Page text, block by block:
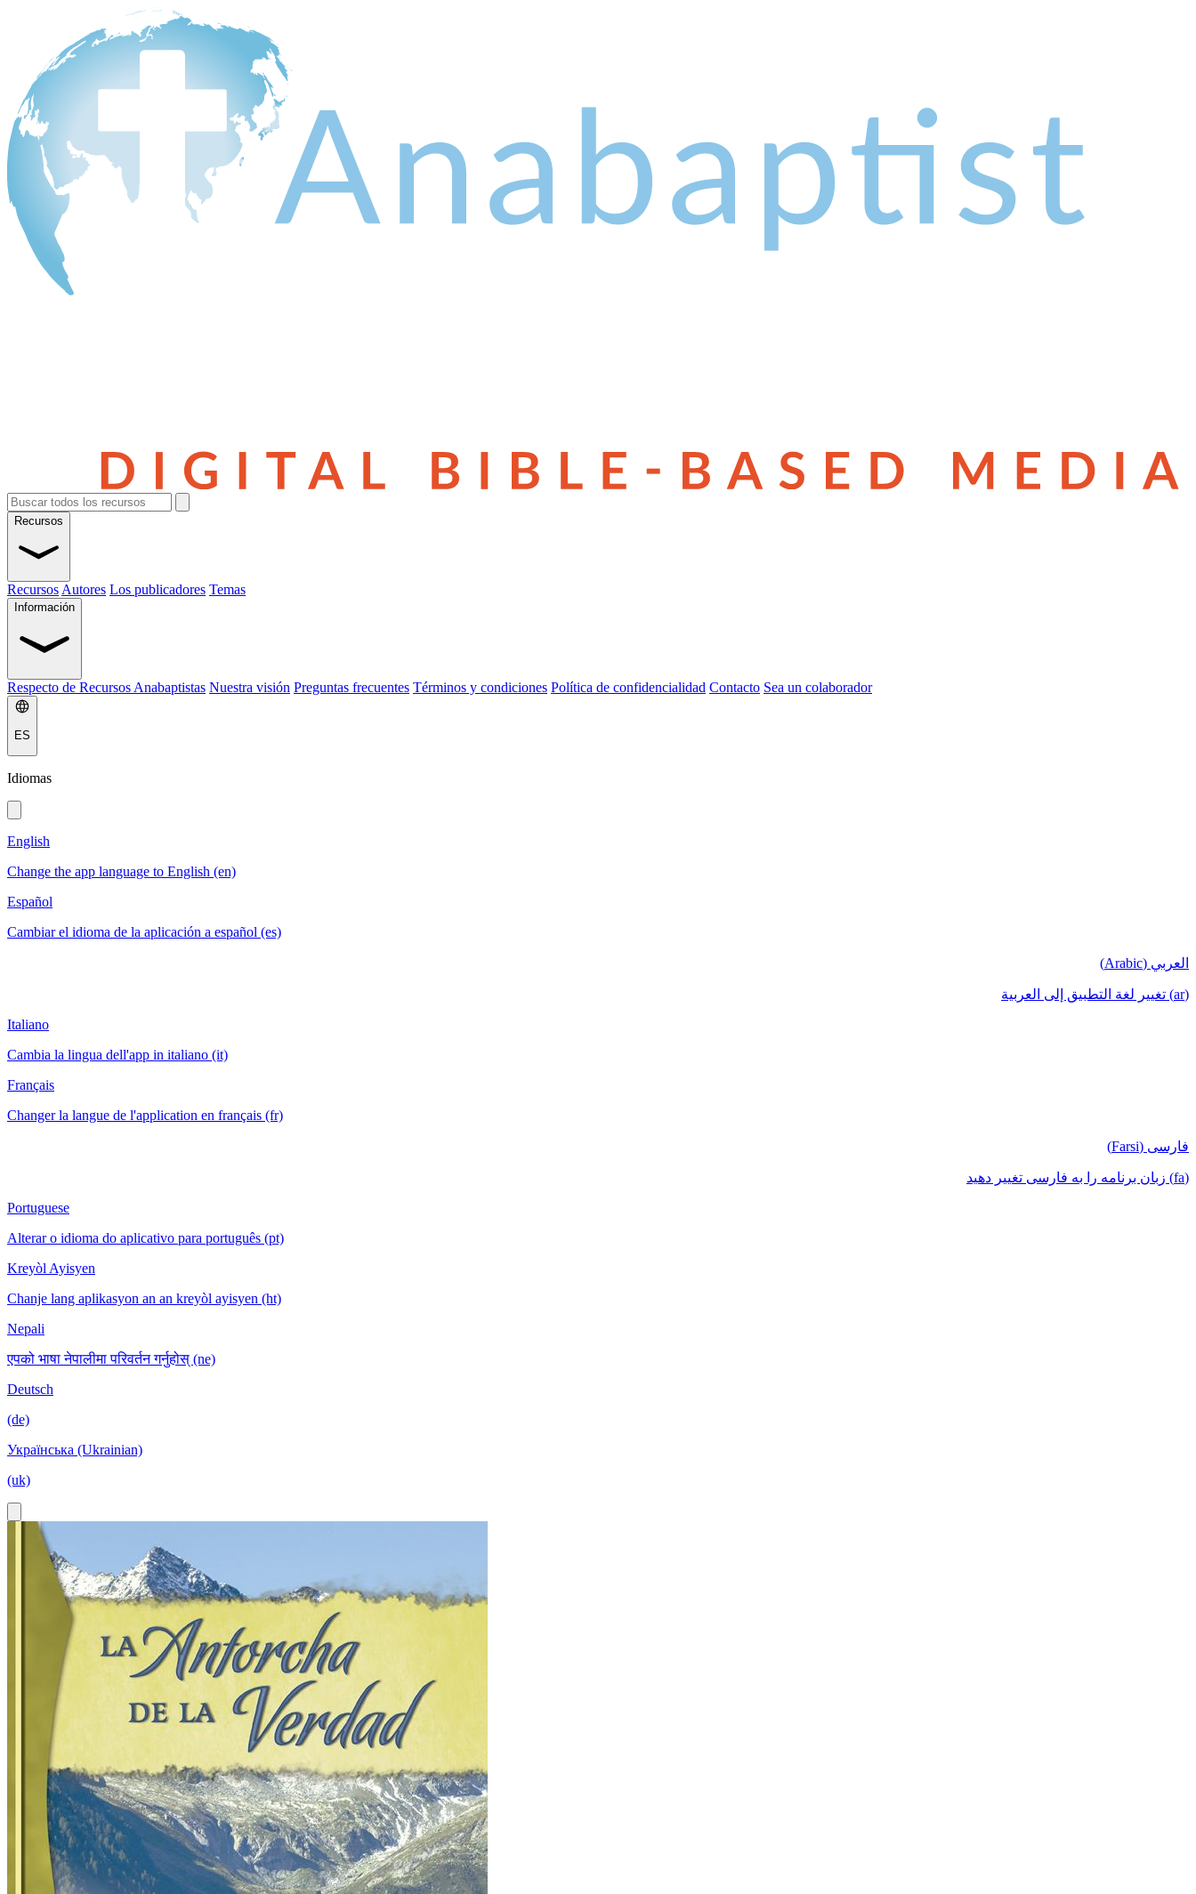
Recursos
Recursos Autores Los publicadores Temas
Información
Respecto de Recursos Anabaptistas Nuestra visión Preguntas frecuentes Términos y condiciones Política de confidencialidad Contacto Sea un colaborador
ES
Idiomas
English
Change the app language to English (en)
Español
Cambiar el idioma de la aplicación a español (es)
العربي (Arabic)
(ar) تغيير لغة التطبيق إلى العربية
Italiano
Cambia la lingua dell'app in italiano (it)
Français
Changer la langue de l'application en français (fr)
فارسی (Farsi)
(fa) زبان برنامه را به فارسی تغییر دهید
Portuguese
Alterar o idioma do aplicativo para português (pt)
Kreyòl Ayisyen
Chanje lang aplikasyon an an kreyòl ayisyen (ht)
Nepali
एपको भाषा नेपालीमा परिवर्तन गर्नुहोस् (ne)
Deutsch
(de)
Українська (Ukrainian)
(uk)